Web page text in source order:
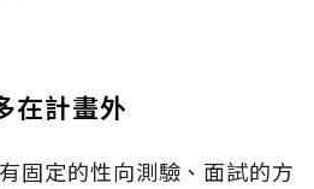
在計畫外
固定的性向測驗、面試的方